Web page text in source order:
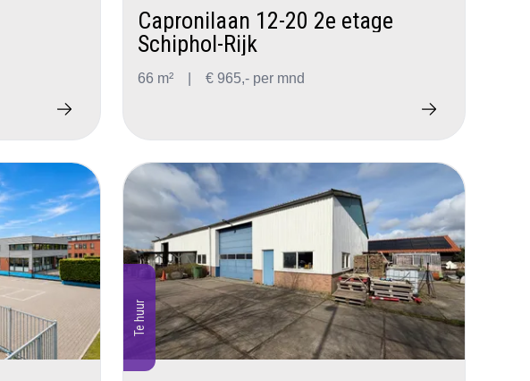
Capronilaan 12-20 2e etage
Schiphol-Rijk
66 m² € 965,- per mnd
Te huur